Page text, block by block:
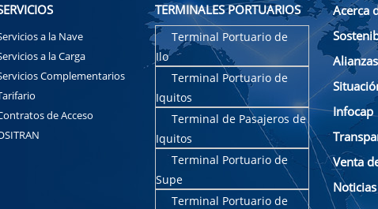
a la Nave
a la Carga
Complementarios
de Acceso
TERMINALES PORTUARIOS
Terminal Portuario de
Ilo
Terminal Portuario de
Iquitos
Terminal de Pasajeros de
Iquitos
Terminal Portuario de
Supe
Terminal Portuario de
Acerca
Infocap
Venta
Noticias